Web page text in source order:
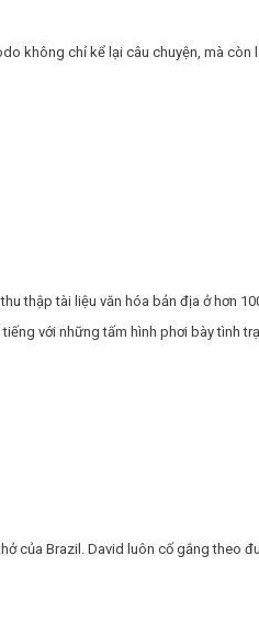
không chỉ kể lại câu chuyện, mà còn
thập tài liệu văn hóa bản địa ở hơn
với những tấm hình phơi bày tình
của Brazil. David luôn cố gắng theo